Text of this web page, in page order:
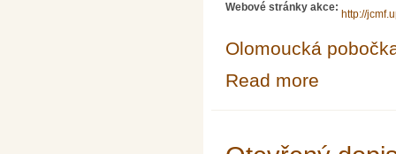
Webové stránky akce:
http://
Olomoucká
Read more